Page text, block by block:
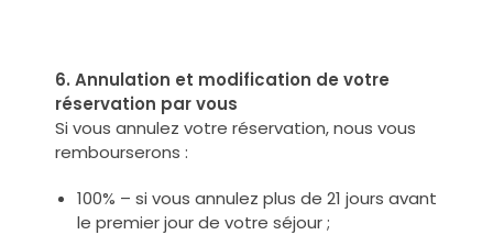
6. Annulation et modification de votre
réservation par vous
Si vous annulez votre réservation, nous vous
rembourserons :
100% – si vous annulez plus de 21 jours avant
le premier jour de votre séjour ;